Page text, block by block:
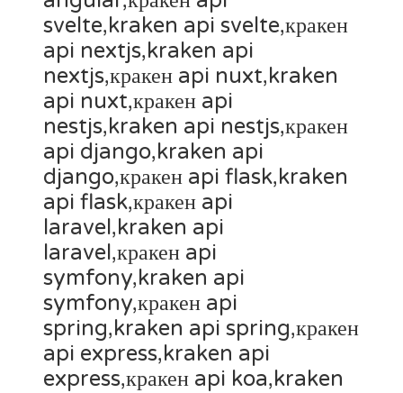
svelte,kraken api svelte,кракен
api nextjs,kraken api
nextjs,кракен api nuxt,kraken
api nuxt,кракен api
nestjs,kraken api nestjs,кракен
api django,kraken api
django,кракен api flask,kraken
api flask,кракен api
laravel,kraken api
laravel,кракен api
symfony,kraken api
symfony,кракен api
spring,kraken api spring,кракен
api express,kraken api
express,кракен api koa,kraken